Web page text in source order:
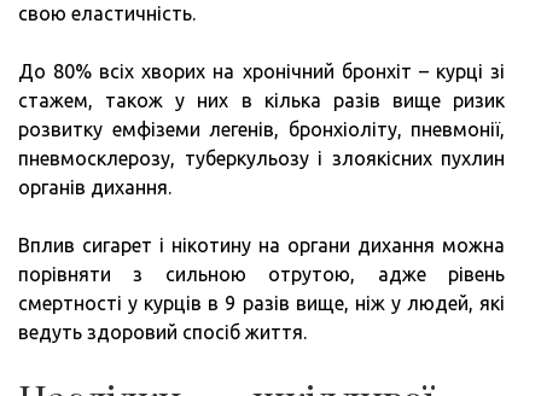
свою еластичність.
До 80% всіх хворих на хронічний бронхіт – курці зі
стажем, також у них в кілька разів вище ризик
розвитку емфіземи легенів, бронхіоліту, пневмонії,
пневмосклерозу, туберкульозу і злоякісних пухлин
органів дихання.
Вплив сигарет і нікотину на органи дихання можна
порівняти з сильною отрутою, адже рівень
смертності у курців в 9 разів вище, ніж у людей, які
ведуть здоровий спосіб життя.